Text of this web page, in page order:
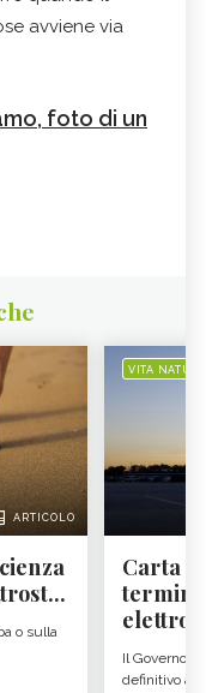
avviene via
foto di un
ARTICOLO
o sulla
VITA
Carta
Il Governo
definitivo